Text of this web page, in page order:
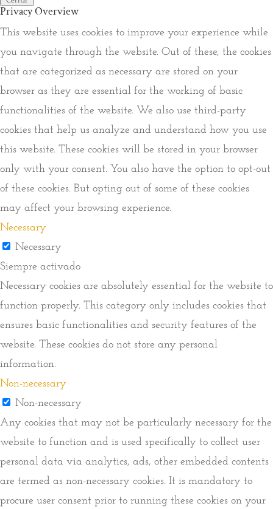
Privacy Overview
This website uses cookies to improve your experience while
you navigate through the website. Out of these, the cookies
that are categorized as necessary are stored on your
browser as they are essential for the working of basic
functionalities of the website. We also use third-party
cookies that help us analyze and understand how you use
this website. These cookies will be stored in your browser
only with your consent. You also have the option to opt-out
of these cookies. But opting out of some of these cookies
may affect your browsing experience.
Necessary
Necessary
Siempre activado
Necessary cookies are absolutely essential for the website to
function properly. This category only includes cookies that
ensures basic functionalities and security features of the
website. These cookies do not store any personal
information.
Non-necessary
Non-necessary
Any cookies that may not be particularly necessary for the
website to function and is used specifically to collect user
personal data via analytics, ads, other embedded contents
are termed as non-necessary cookies. It is mandatory to
procure user consent prior to running these cookies on your